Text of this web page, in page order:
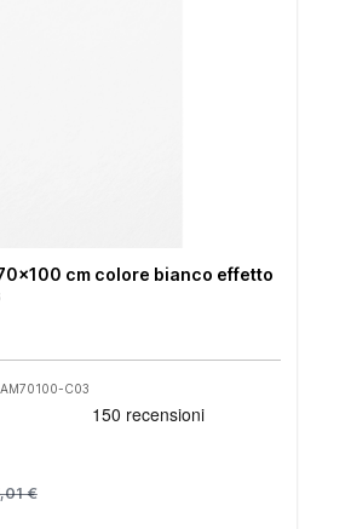
cm colore bianco effetto
C03
€